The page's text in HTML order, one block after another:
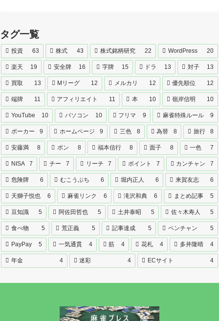
タグ一覧
投資 63 株式 43 株式銘柄研究 22 WordPress 20
楽天 19 安全牌 16 字牌 15 ドラ 13 対子 13
買取 13 Mリーグ 12 メルカリ 12 優先順位 12
端牌 11 アフィリエイト 11 本 10 嶺岸信明 10
YouTube 10 パソコン 10 フリマ 9 麻雀特殊ルール 9
ポーカー 9 ホームページ 9 三色 8 為替 8 旅行 8
安藤満 8 ポン 8 福本信行 8 面子 8 一色 7
NISA 7 チー 7 リーチ 7 ポイント 7 カンチャン 7
危険牌 6 むこうぶち 6 堀内正人 6 来賀友志 6
天獅子悦也 6 麻雀リンク 6 滝沢和典 6 まとめ記事 5
豆知識 5 阿佐田哲也 5 土井泰昭 5 佐々木寿人 5
食べ物 5 荒正義 5 記事達成 5 ペンチャン 5
PayPay 5 一気通貫 4 筋 4 花札 4 多井隆晴 4
年金 4 迷彩 4 ECサイト 4